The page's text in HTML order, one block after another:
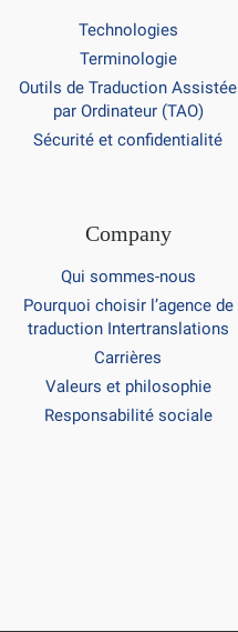
Technologies
Terminologie
Outils de Traduction Assistée
par Ordinateur (TAO)
Sécurité et confidentialité
Company
Qui sommes-nous
Pourquoi choisir l’agence de
traduction Intertranslations
Carrières
Valeurs et philosophie
Responsabilité sociale